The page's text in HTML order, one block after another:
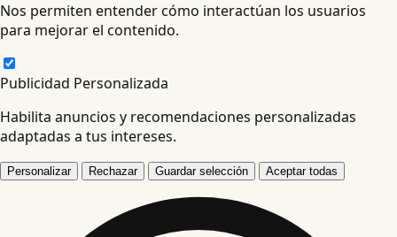
Nos permiten entender cómo interactúan los usuarios
para mejorar el contenido.
Publicidad Personalizada
Habilita anuncios y recomendaciones personalizadas
adaptadas a tus intereses.
Personalizar Rechazar Guardar selección Aceptar todas